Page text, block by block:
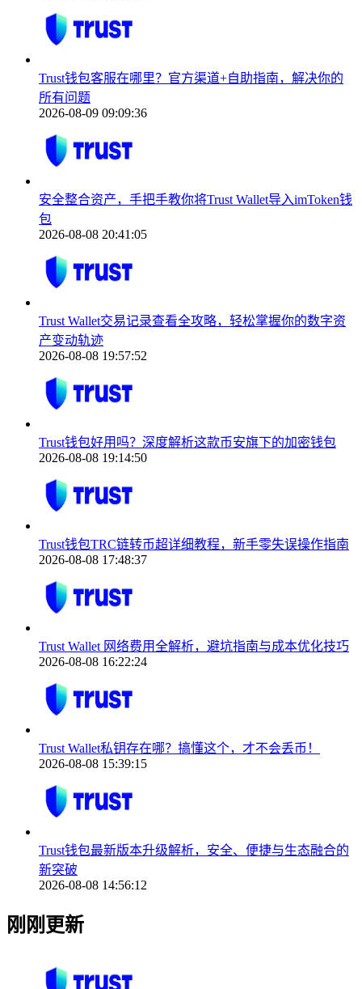
Trust钱包客服在哪里？官方渠道+自助指南，解决你的
所有问题
2026-08-09 09:09:36
安全整合资产，手把手教你将Trust Wallet导入imToken钱
包
2026-08-08 20:41:05
Trust Wallet交易记录查看全攻略，轻松掌握你的数字资
产变动轨迹
2026-08-08 19:57:52
Trust钱包好用吗？深度解析这款币安旗下的加密钱包
2026-08-08 19:14:50
Trust钱包TRC链转币超详细教程，新手零失误操作指南
2026-08-08 17:48:37
Trust Wallet 网络费用全解析，避坑指南与成本优化技巧
2026-08-08 16:22:24
Trust Wallet私钥存在哪？搞懂这个，才不会丢币！
2026-08-08 15:39:15
Trust钱包最新版本升级解析，安全、便捷与生态融合的
新突破
2026-08-08 14:56:12
刚刚更新